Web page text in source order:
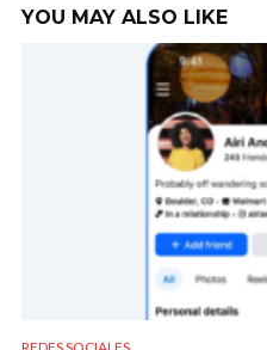
YOU MAY ALSO LIKE